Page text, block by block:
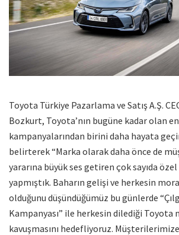
Toyota Türkiye Pazarlama ve Satış A.Ş.
Bozkurt, Toyota’nın bugüne kadar olan
kampanyalarından birini daha hayata
belirterek “Marka olarak daha önce de
yararına büyük ses getiren çok sayıda
yapmıştık. Baharın gelişi ve herkesin
olduğunu düşündüğümüz bu günlerde
Kampanyası” ile herkesin dilediği Toyota
kavuşmasını hedefliyoruz.